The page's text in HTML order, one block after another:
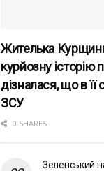
Жителька
курйозну історію
дізналася, що в
ЗСУ
0 SHARES
Зеленський